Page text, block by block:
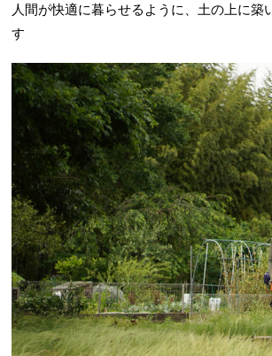
人間が快適に暮らせるように、土の上に
す